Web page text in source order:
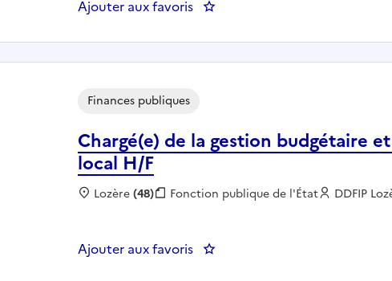
Ajouter aux favoris
Chargé(e) de la gestion budgétaire
local H/F
Finances publiques
Localisation :
Lozère(48) Fonction publique :
Fonction publique de l'État DDFIP
Ajouter aux favoris : Chargé(e) de la gestion